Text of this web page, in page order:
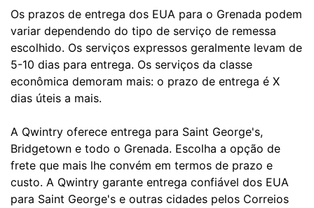
Os prazos de entrega dos EUA para o Grenada podem
variar dependendo do tipo de serviço de remessa
escolhido. Os serviços expressos geralmente levam de
5-10 dias para entrega. Os serviços da classe
econômica demoram mais: o prazo de entrega é X
dias úteis a mais.
A Qwintry oferece entrega para Saint George's,
Bridgetown e todo o Grenada. Escolha a opção de
frete que mais lhe convém em termos de prazo e
custo. A Qwintry garante entrega confiável dos EUA
para Saint George's e outras cidades pelos Correios